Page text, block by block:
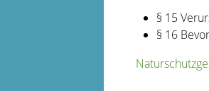
§ 15
§ 16